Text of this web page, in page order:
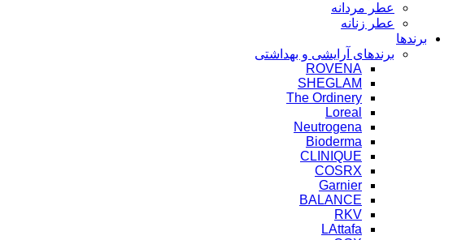
عطر مردانه
عطر زنانه
برندها
برندهای آرایشی و بهداشتی
ROVENA
SHEGLAM
The Ordinery
Loreal
Neutrogena
Bioderma
CLINIQUE
COSRX
Garnier
BALANCE
RKV
LAttafa